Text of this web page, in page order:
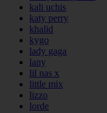
kali uchis
katy perry
khalid
kygo
lady gaga
lany
lil nas x
little mix
lizzo
lorde